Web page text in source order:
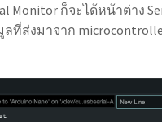
Monitor ก็จะได้หน้าต่าง
ที่ส่งมาจาก